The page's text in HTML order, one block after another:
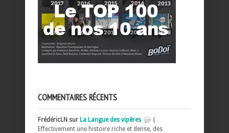
COMMENTAIRES RÉCENTS
FrédéricLN sur La Langue des vipères
{
Effectivement une histoire riche et dense, des